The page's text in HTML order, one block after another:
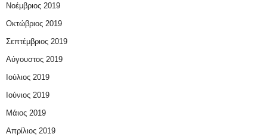
Νοέμβριος 2019
Οκτώβριος 2019
Σεπτέμβριος 2019
Αύγουστος 2019
Ιούλιος 2019
Ιούνιος 2019
Μάιος 2019
Απρίλιος 2019